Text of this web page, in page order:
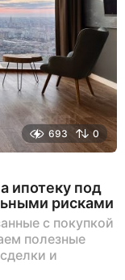
693 0
ипотеку под
рисками
с покупкой
полезные
и